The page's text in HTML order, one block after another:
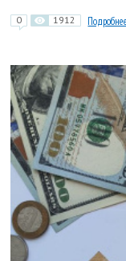
0 1912 Подробнее